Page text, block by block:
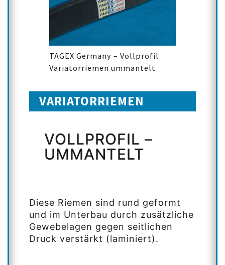
TAGEX Germany – Vollprofil
Variatorriemen ummantelt
VARIATORRIEMEN
VOLLPROFIL –
UMMANTELT
Diese Riemen sind rund geformt
und im Unterbau durch zusätzliche
Gewebelagen gegen seitlichen
Druck verstärkt (laminiert).